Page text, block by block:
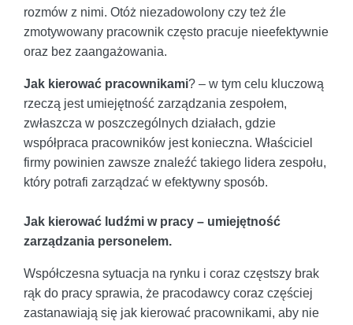
rozmów z nimi. Otóż niezadowolony czy też źle
zmotywowany pracownik często pracuje nieefektywnie
oraz bez zaangażowania.
Jak kierować pracownikami? – w tym celu kluczową
rzeczą jest umiejętność zarządzania zespołem,
zwłaszcza w poszczególnych działach, gdzie
współpraca pracowników jest konieczna. Właściciel
firmy powinien zawsze znaleźć takiego lidera zespołu,
który potrafi zarządzać w efektywny sposób.
Jak kierować ludźmi w pracy – umiejętność
zarządzania personelem.
Współczesna sytuacja na rynku i coraz częstszy brak
rąk do pracy sprawia, że pracodawcy coraz częściej
zastanawiają się jak kierować pracownikami, aby nie